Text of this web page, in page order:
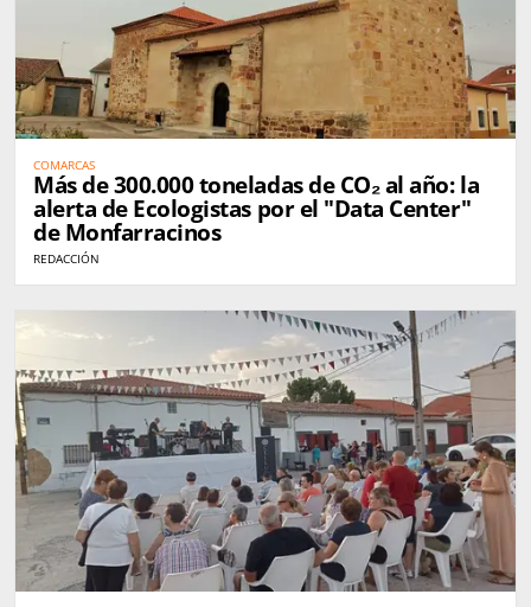
COMARCAS
Más de 300.000 toneladas de CO₂ al año: la
alerta de Ecologistas por el "Data Center"
de Monfarracinos
REDACCIÓN